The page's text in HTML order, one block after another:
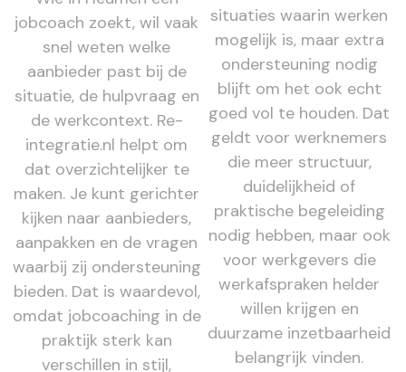
jobcoach zoekt, wil vaak
snel weten welke
aanbieder past bij de
situatie, de hulpvraag en
de werkcontext. Re-
integratie.nl helpt om
dat overzichtelijker te
maken. Je kunt gerichter
kijken naar aanbieders,
aanpakken en de vragen
waarbij zij ondersteuning
bieden. Dat is waardevol,
omdat jobcoaching in de
praktijk sterk kan
verschillen in stijl,
situaties waarin werken
mogelijk is, maar extra
ondersteuning nodig
blijft om het ook echt
goed vol te houden. Dat
geldt voor werknemers
die meer structuur,
duidelijkheid of
praktische begeleiding
nodig hebben, maar ook
voor werkgevers die
werkafspraken helder
willen krijgen en
duurzame inzetbaarheid
belangrijk vinden.